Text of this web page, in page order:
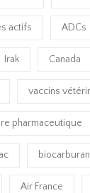
actifs ADCs
Irak Canada
vaccins
pharmaceutique
Air France